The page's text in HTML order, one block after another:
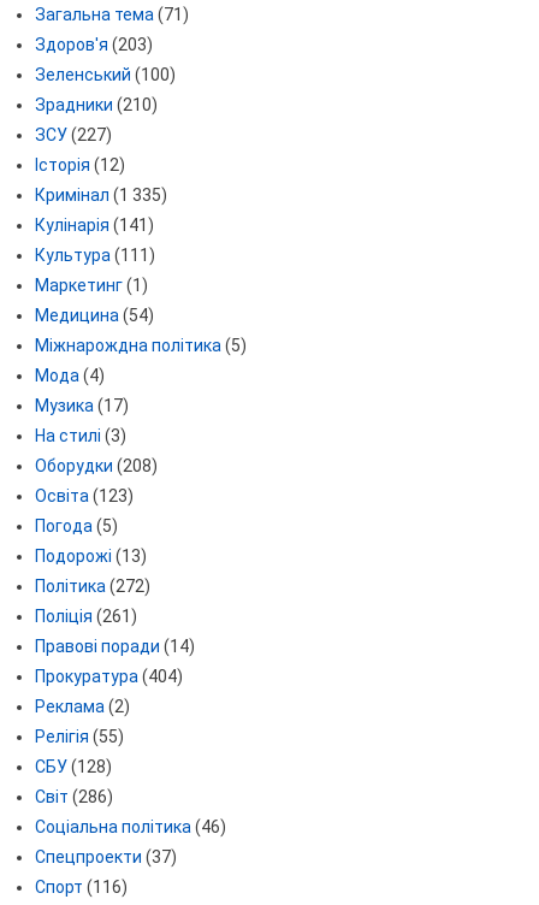
Загальна тема (71)
Здоров'я (203)
Зеленський (100)
Зрадники (210)
ЗСУ(227)
Історія (12)
Кримінал (1 335)
Кулінарія (141)
Культура (111)
Маркетинг(1)
Медицина (54)
Міжнарождна політика (5)
Мода (4)
Музика (17)
На стилі (3)
Оборудки (208)
Освіта (123)
Погода (5)
Подорожі (13)
Політика (272)
Поліція (261)
Правові поради (14)
Прокуратура (404)
Реклама (2)
Релігія (55)
СБУ(128)
Світ (286)
Соціальна політика (46)
Спецпроекти (37)
Спорт (116)